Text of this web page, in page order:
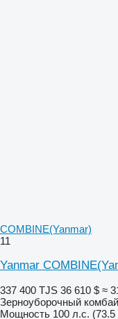
COMBINE(Yanmar)
11
Yanmar
337 400 TJS 36 610 $ ≈
Зерноуборочный
Мощность 100 л.с. (73.5